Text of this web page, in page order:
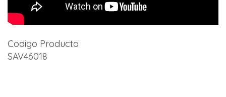
Codigo Producto
SAV46018